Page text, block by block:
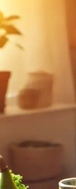
väkivallan
Uutisankkuri
3 viikkoa